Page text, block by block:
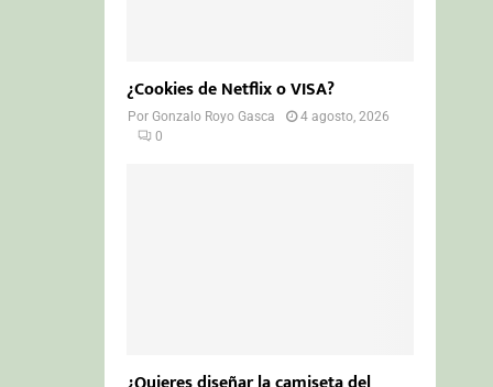
¿Cookies de Netflix o VISA?
PorGonzalo Royo Gasca
4 agosto, 2026
0